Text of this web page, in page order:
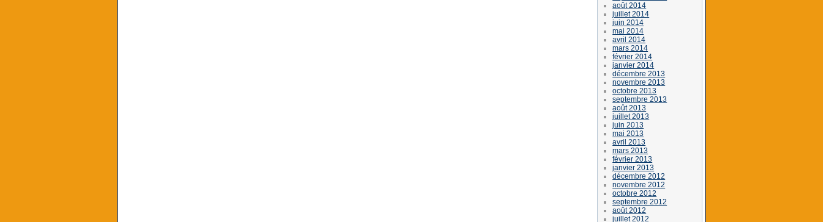
août 2014
juillet 2014
juin 2014
mai 2014
avril 2014
mars 2014
février 2014
janvier 2014
décembre 2013
novembre 2013
octobre 2013
septembre 2013
août 2013
juillet 2013
juin 2013
mai 2013
avril 2013
mars 2013
février 2013
janvier 2013
décembre 2012
novembre 2012
octobre 2012
septembre 2012
août 2012
juillet 2012